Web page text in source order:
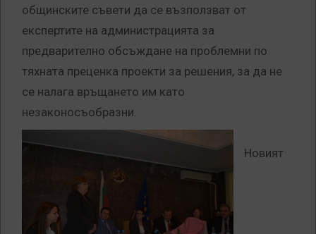
общинските съвети да се възползват от
експертите на администрацията за
предварително обсъждане на проблемни по
тяхната преценка проекти за решения, за да не
се налага връщането им като
незаконосъобразни.
Новият